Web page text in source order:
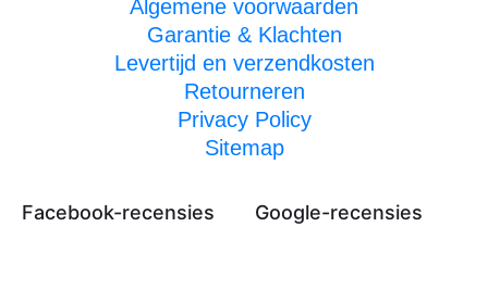
Algemene voorwaarden
Garantie & Klachten
Levertijd en verzendkosten
Retourneren
Privacy Policy
Sitemap
Facebook-recensies Google-recensies